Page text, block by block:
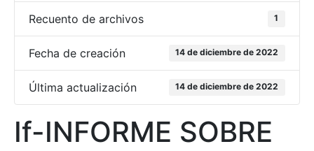
Recuento de archivos 1
Fecha de creación 14 de diciembre de 2022
Última actualización 14 de diciembre de 2022
If-INFORME SOBRE